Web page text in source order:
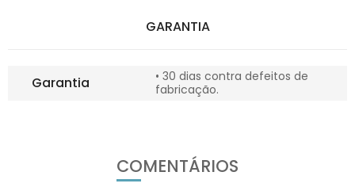
GARANTIA
Garantia
• 30 dias contra defeitos de
fabricação.
COMENTÁRIOS